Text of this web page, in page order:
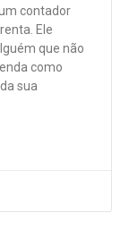
contador
Ele
que não
como
sua